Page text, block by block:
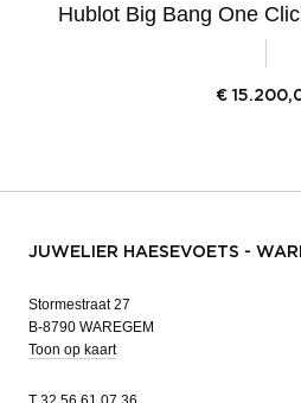
Hublot Big Bang One
€
JUWELIER HAESEVOETS -
Stormestraat 27
B-8790 WAREGEM
Toon op kaart